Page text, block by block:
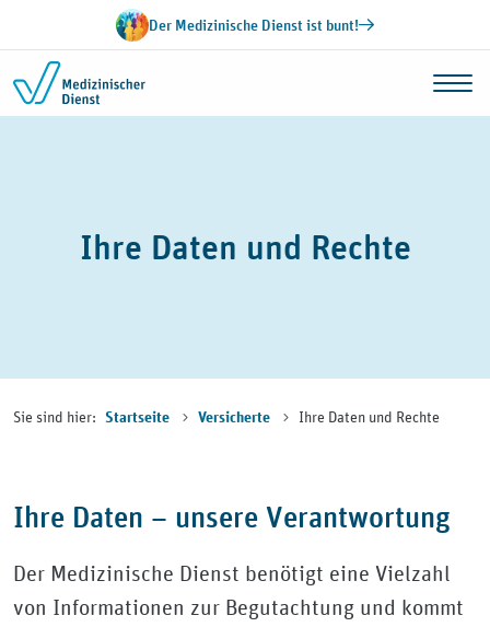
Zum Inhalt springenDer Medizinische Dienst ist bunt!
Ihre Daten und Rechte
Sie sind hier: Startseite Versicherte Ihre Daten und Rechte
Ihre Daten – unsere Verantwortung
Der Medizinische Dienst benötigt eine Vielzahl
von Informationen zur Begutachtung und kommt